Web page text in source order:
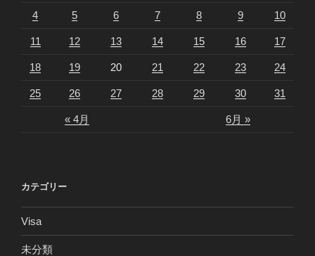
« 4月 6月 »
4 5 6 7 8 9 10
11 12 13 14 15 16 17
18 19 20 21 22 23 24
25 26 27 28 29 30 31
カテゴリー
Visa
未分類